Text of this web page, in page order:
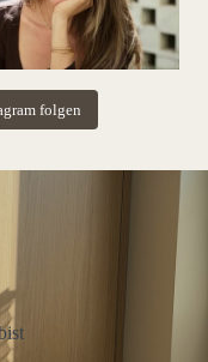
folgen